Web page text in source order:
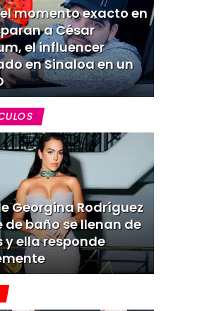
momento exacto en
a César
el influencer
en Sinaloa en un
Georgina Rodríguez
de baño se llenan de
ella responde